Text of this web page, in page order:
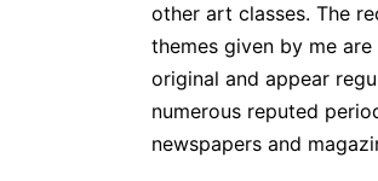
other art classes. The
themes given by me are
original and appear
numerous reputed
newspapers and